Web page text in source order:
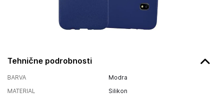
Tehnične podrobnosti
BARVA
Modra
MATERIAL
Silikon